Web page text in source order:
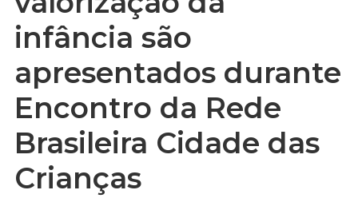
infância são
apresentados durante
Encontro da Rede
Brasileira Cidade das
Crianças